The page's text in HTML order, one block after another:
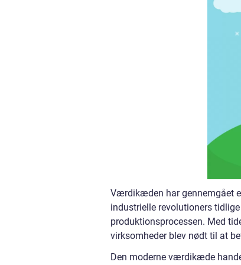
Værdikæden har gennemgået
industrielle revolutioners
produktionsprocessen. Med
virksomheder blev nødt til at
Den moderne værdikæde